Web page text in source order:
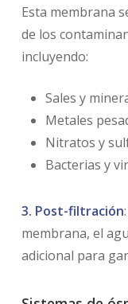
Esta membrana
de los
incluyendo:
Sales y
Metales
Nitratos y
Bacterias y
3. Post-filtración
membrana, el
adicional para